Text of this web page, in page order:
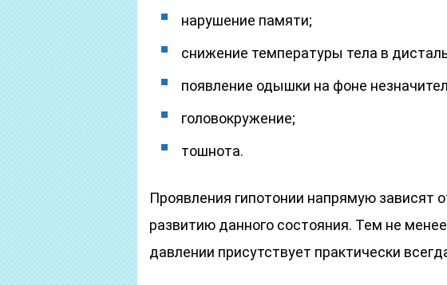
нарушение памяти;
снижение температуры тела в
появление одышки на фоне
головокружение;
тошнота.
Проявления гипотонии напрямую зависят
развитию данного состояния. Тем не
давлении присутствует практически